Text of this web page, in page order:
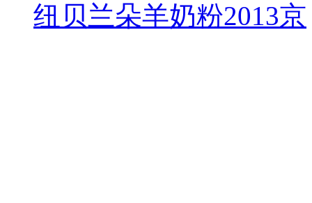
纽贝兰朵羊奶粉2013京